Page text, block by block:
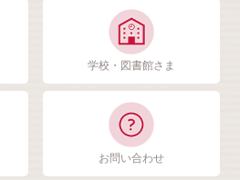
学校・図書館さま
お問い合わせ